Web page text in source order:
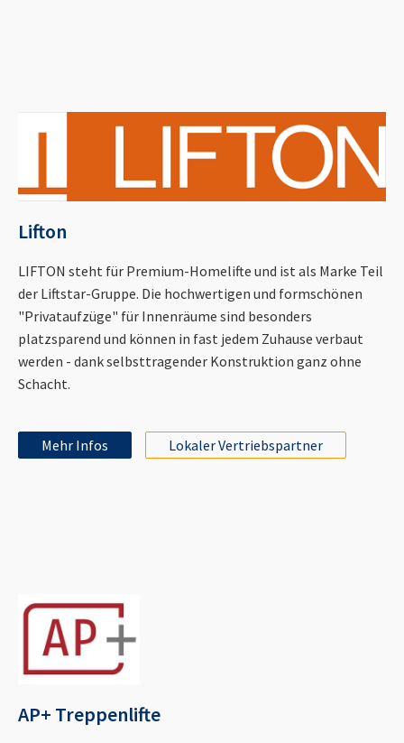
Lifton
LIFTON steht für Premium-Homelifte und ist als Marke Teil
der Liftstar-Gruppe. Die hochwertigen und formschönen
"Privataufzüge" für Innenräume sind besonders
platzsparend und können in fast jedem Zuhause verbaut
werden - dank selbsttragender Konstruktion ganz ohne
Schacht.
Mehr Infos Lokaler Vertriebspartner
AP+ Treppenlifte